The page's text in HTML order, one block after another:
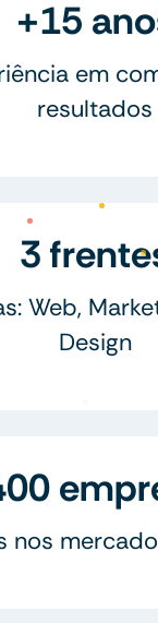
+15
em
resultados
3
Web,
Design
nos